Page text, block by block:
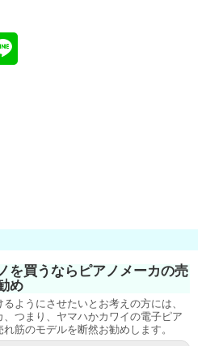
を買うならピアノメーカの売
め
るようにさせたいとお考えの方には、
、つまり、ヤマハかカワイの電子ピア
れ筋のモデルを断然お勧めします。